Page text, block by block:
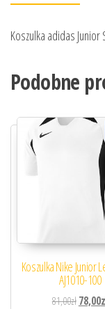
Koszulka adidas
Podobne
Koszulka Nike Junior
AJ1010-100
81,00zł78,00